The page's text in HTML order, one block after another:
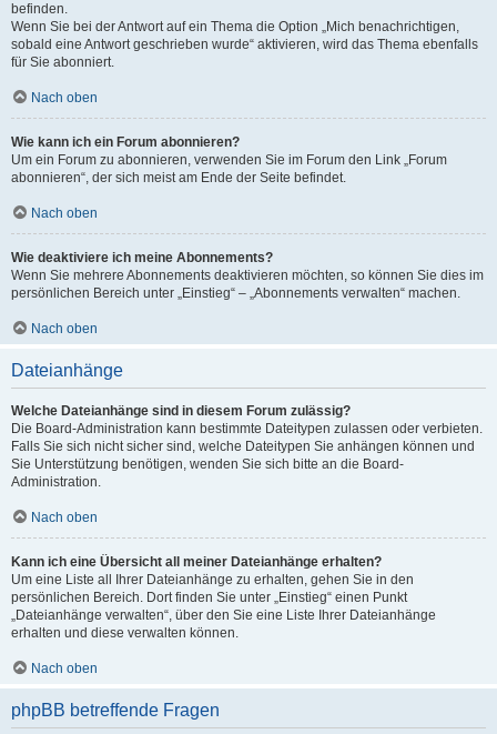
befinden.
Wenn Sie bei der Antwort auf ein Thema die Option „Mich benachrichtigen,
sobald eine Antwort geschrieben wurde“ aktivieren, wird das Thema ebenfalls
für Sie abonniert.
Nach oben
Wie kann ich ein Forum abonnieren?
Um ein Forum zu abonnieren, verwenden Sie im Forum den Link „Forum
abonnieren“, der sich meist am Ende der Seite befindet.
Nach oben
Wie deaktiviere ich meine Abonnements?
Wenn Sie mehrere Abonnements deaktivieren möchten, so können Sie dies im
persönlichen Bereich unter „Einstieg“ – „Abonnements verwalten“ machen.
Nach oben
Dateianhänge
Welche Dateianhänge sind in diesem Forum zulässig?
Die Board-Administration kann bestimmte Dateitypen zulassen oder verbieten.
Falls Sie sich nicht sicher sind, welche Dateitypen Sie anhängen können und
Sie Unterstützung benötigen, wenden Sie sich bitte an die Board-
Administration.
Nach oben
Kann ich eine Übersicht all meiner Dateianhänge erhalten?
Um eine Liste all Ihrer Dateianhänge zu erhalten, gehen Sie in den
persönlichen Bereich. Dort finden Sie unter „Einstieg“ einen Punkt
„Dateianhänge verwalten“, über den Sie eine Liste Ihrer Dateianhänge
erhalten und diese verwalten können.
Nach oben
phpBB betreffende Fragen